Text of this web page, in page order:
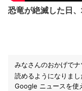
恐竜が絶滅した日
みなさんのおかげで
読めるようになりまし
Google ニュースを使